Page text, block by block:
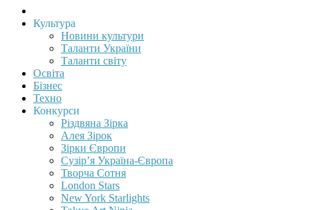
Культура
Новини культури
Таланти України
Таланти світу
Освіта
Бізнес
Техно
Конкурси
Різдвяна Зірка
Алея Зірок
Зірки Європи
Сузір’я Україна-Європа
Творча Сотня
London Stars
New York Starlights